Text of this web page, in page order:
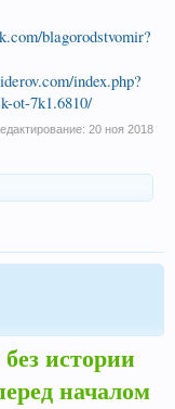
blagorodstvomir?
index.php?
ot-7k1.6810/
20 ноя 2018
истории
началом